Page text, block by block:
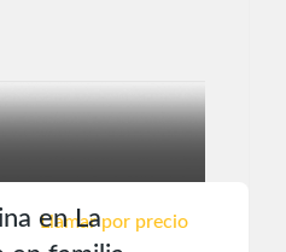
Llamar por precio
en La